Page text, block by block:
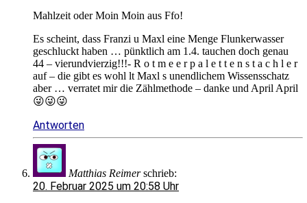
Mahlzeit oder Moin Moin aus Ffo!
Es scheint, dass Franzi u Maxl eine Menge Flunkerwasser
geschluckt haben … pünktlich am 1.4. tauchen doch genau
44 – vierundvierzig!!!- R o t m e e r p a l e t t e n s t a c h l e r
auf – die gibt es wohl lt Maxl s unendlichem Wissensschatz
aber … verratet mir die Zählmethode – danke und April April
😜😜😜
Antworten
Matthias Reimerschrieb:
20. Februar 2025 um 20:58 Uhr